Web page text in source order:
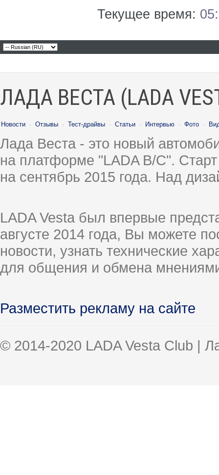
Текущее время:
ЛАДА ВЕСТА (LADA
Новости · Отзывы · Тест-драйвы · Статьи · Интервью · Фото ·
Лада Веста - это новый
на платформе "LADA B/C".
на сентябрь 2015 года. Над
LADA Vesta был впервые
августе 2014 года, Вы можете
новости, узнать технические
для общения и обмена
Разместить рекламу на сайте
© 2014-2020 LADA Vesta Club |